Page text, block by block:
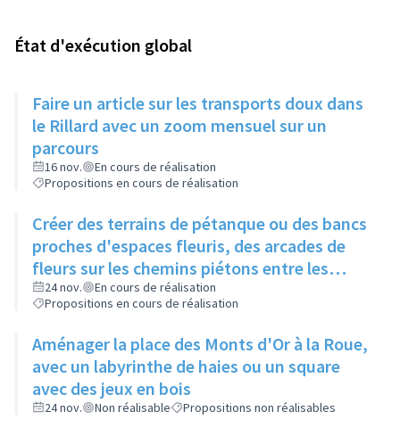
État d'exécution global
Faire un article sur les transports doux dans
le Rillard avec un zoom mensuel sur un
parcours
16 nov.
En cours de réalisation
Propositions en cours de réalisation
Créer des terrains de pétanque ou des bancs
proches d'espaces fleuris, des arcades de
fleurs sur les chemins piétons entre les
immeubles
24 nov.
En cours de réalisation
Propositions en cours de réalisation
Aménager la place des Monts d'Or à la Roue,
avec un labyrinthe de haies ou un square
avec des jeux en bois
24 nov. Non réalisable Propositions non réalisables